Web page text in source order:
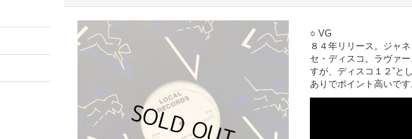
○ VG
８４年リリース。ジャ
セ・ディスコ。ラヴァ
すが、ディスコ１２”と
ありでポイント高いです